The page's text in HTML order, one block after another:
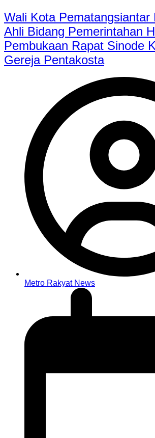
Wali Kota Pematangsiantar
Ahli Bidang Pemerintahan
Pembukaan Rapat Sinode
Gereja Pentakosta
Metro Rakyat News